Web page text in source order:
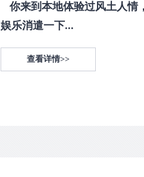
你来到本地体验过风土人情
娱乐消遣一下...
查看详情>>